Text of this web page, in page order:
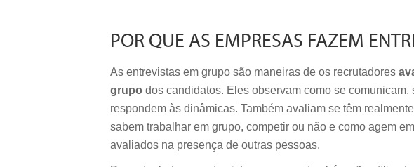
POR QUE AS EMPRESAS FAZEM
As entrevistas em grupo são maneiras de os recrutadores
grupo dos candidatos. Eles observam como se
respondem às dinâmicas. Também avaliam se têm
sabem trabalhar em grupo, competir ou não e como agem
avaliados na presença de outras pessoas.